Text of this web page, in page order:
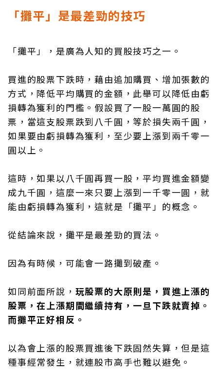
「攤平」是最差勁的技巧
「攤平」，是廣為人知的買股技巧之一。
買進的股票下跌時，藉由追加購買、增加張數的
方式，降低平均購買的金額，此舉可以降低由虧
損轉為獲利的門檻。假設買了一股一萬圓的股
票，當這支股票跌到八千圓，等於損失兩千圓，
如果要由虧損轉為獲利，至少要上漲到兩千零一
圓以上。
這時，如果以八千圓再買一股，平均買進金額變
成九千圓，這麼一來只要上漲到一千零一圓，就
能由虧損轉為獲利，這就是「攤平」的概念。
從結論來說，攤平是最差勁的買法。
因為有時候，可能會一路攤到破產。
如同前面所說， 玩股票的大原則是，買進上漲的
股票，在上漲期間繼續持有，一旦下跌就賣掉。
而攤平正好相反。
以為會上漲的股票買進後下跌固然失算，但是這
種事經常發生，就連股市高手也難以避免。